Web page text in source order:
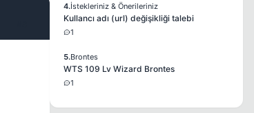
4.İstekleriniz & Önerileriniz
Kullancı adı (url) değişikliği talebi
1
5.Brontes
WTS 109 Lv Wizard Brontes
1